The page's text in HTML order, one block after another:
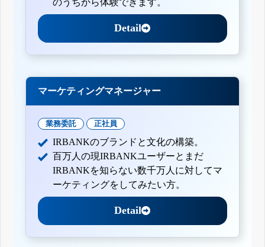
Detail
マーケティングマネージャー
業務委託 正社員
IRBANKのブランドと文化の構築。
百万人の現IRBANKユーザーとまだ
IRBANKを知らない数千万人に対してマ
ーケティングをしてみたい方。
Detail